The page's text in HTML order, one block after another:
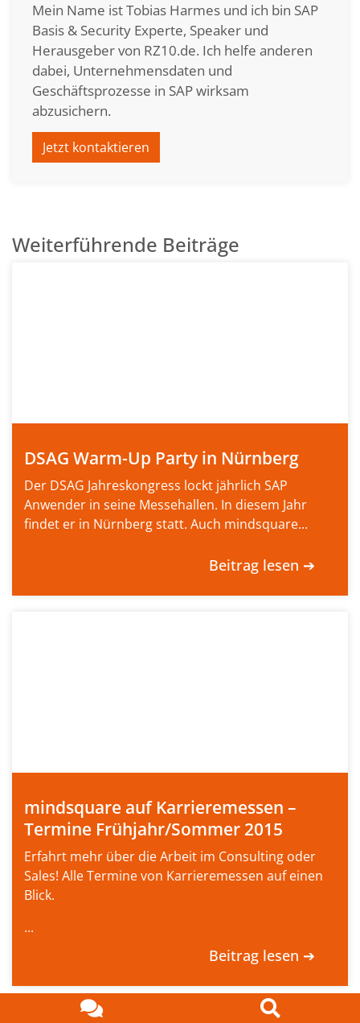
Mein Name ist Tobias Harmes und ich bin SAP
Basis & Security Experte, Speaker und
Herausgeber von RZ10.de. Ich helfe anderen
dabei, Unternehmensdaten und
Geschäftsprozesse in SAP wirksam
abzusichern.
Jetzt kontaktieren
Weiterführende Beiträge
DSAG Warm-Up Party in Nürnberg
Der DSAG Jahreskongress lockt jährlich SAP
Anwender in seine Messehallen. In diesem Jahr
findet er in Nürnberg statt. Auch mindsquare...
Beitrag lesen ➔
mindsquare auf Karrieremessen –
Termine Frühjahr/Sommer 2015
Erfahrt mehr über die Arbeit im Consulting oder
Sales! Alle Termine von Karrieremessen auf einen
Blick.
...
Beitrag lesen ➔